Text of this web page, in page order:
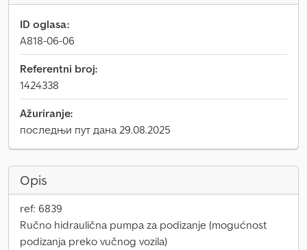
ID oglasa:
A818-06-06
Referentni broj:
1424338
Ažuriranje:
последњи пут дана 29.08.2025
Opis
ref: 6839
Ručno hidraulična pumpa za podizanje (mogućnost
podizanja preko vučnog vozila)